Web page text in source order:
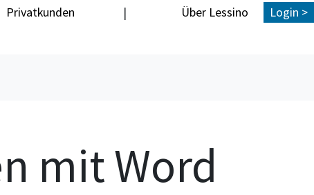
Privatkunden | Über Lessino Login >
mit Word